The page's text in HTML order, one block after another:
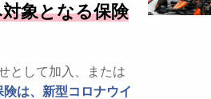
象となる保険
として加入、または
は、新型コロナウイ